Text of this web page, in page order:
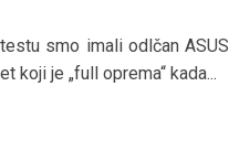
smo imali odlčan ASUS
koji je „full oprema“ kada...